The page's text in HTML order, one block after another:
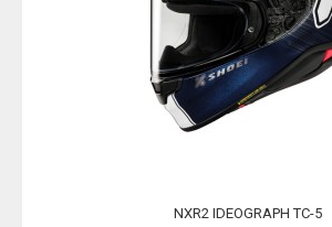
NXR2 IDEOGRAPH TC-5